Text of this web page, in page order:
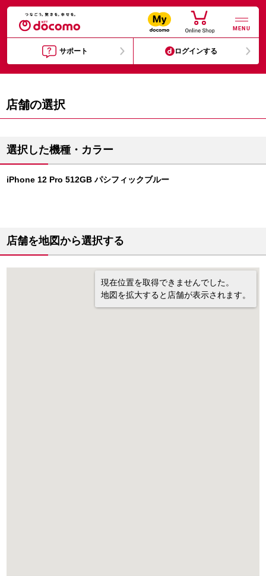
MENU
サポート ログインする
店舗の選択
選択した機種・カラー
iPhone 12 Pro 512GB パシフィックブルー
店舗を地図から選択する
現在位置を取得できませんでした。
地図を拡大すると店舗が表示されます。